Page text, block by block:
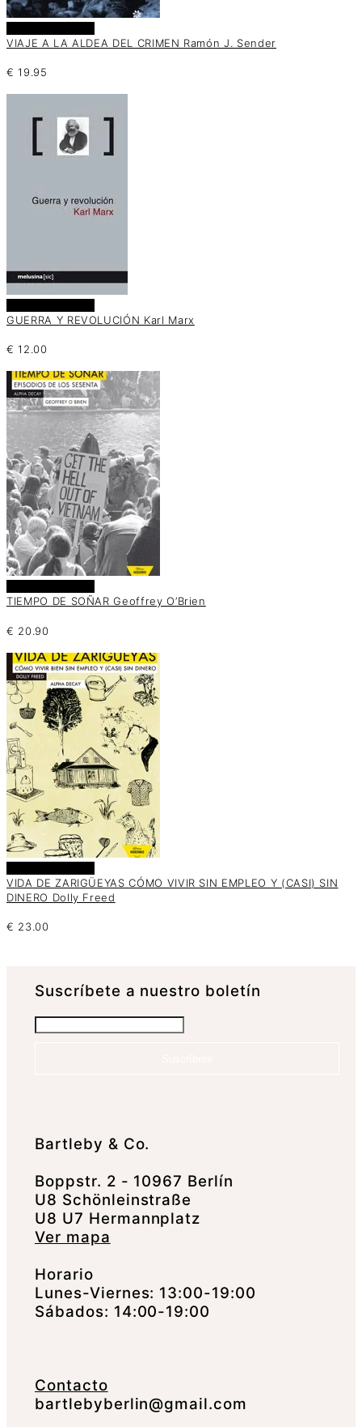
VIAJE A LA ALDEA DEL CRIMEN Ramón J. Sender
€ 19.95
GUERRA Y REVOLUCIÓN Karl Marx
€ 12.00
TIEMPO DE SOÑAR Geoffrey O’Brien
€ 20.90
VIDA DE ZARIGÜEYAS CÓMO VIVIR SIN EMPLEO Y (CASI) SIN
DINERO Dolly Freed
€ 23.00
Suscrí­bete a nuestro boletín
Bartleby & Co.
Boppstr. 2 - 10967 Berlín
U8 Schönleinstraße
U8 U7 Hermannplatz
Ver mapa
Horario
Lunes-Viernes: 13:00-19:00
Sábados: 14:00-19:00
Contacto
bartlebyberlin@gmail.com